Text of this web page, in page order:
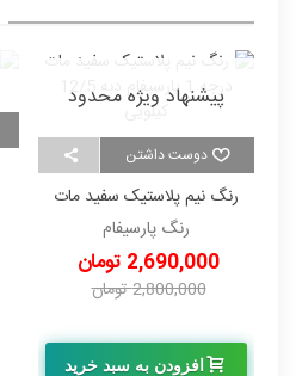
دوست داشتن
پیشنهاد ویژه محدود
رنگ نیم پلاستیک سفید مات
کیلویی
رنگ پارسیفام
2,690,000 تومان
2,800,000 تومان
افزودن به سبد خرید